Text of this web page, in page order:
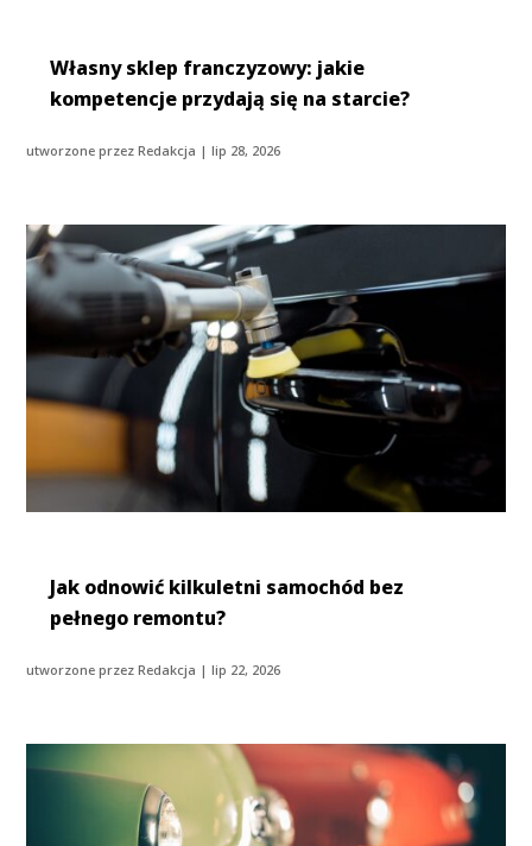
Własny sklep franczyzowy: jakie
kompetencje przydają się na starcie?
utworzone przezRedakcja |lip 28, 2026
Jak odnowić kilkuletni samochód bez
pełnego remontu?
utworzone przezRedakcja |lip 22, 2026